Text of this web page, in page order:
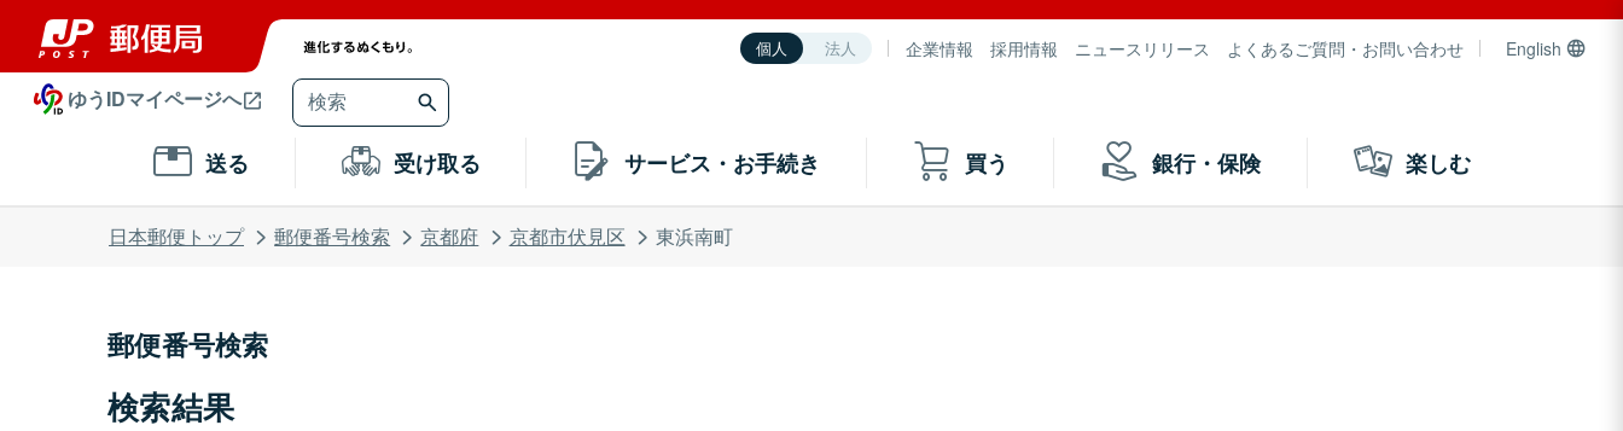
個人 法人 企業情報 採用情報 ニュースリリース よくあるご質問・お問い合わせ English
ゆうIDマイページへ
送る 受け取る サービス・お手続き 買う 銀行・保険 楽しむ
日本郵便トップ 郵便番号検索 京都府 京都市伏見区 東浜南町
郵便番号検索
検索結果